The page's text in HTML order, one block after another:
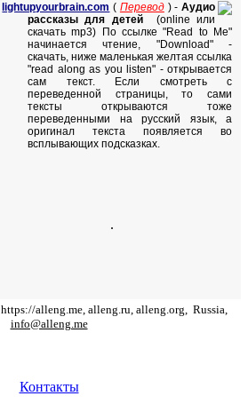
lightupyourbrain.com ( Перевод) -Аудио
рассказы для детей(onlineили
скачатьmp3) По ссылке "Read to Me"
начинается чтение, "Download" -
скачать, ниже маленькая желтая ссылка
"read along as you listen" - открывается
сам текст. Если смотреть с
переведенной страницы, то сами
тексты открываются тоже
переведенными на русский язык, а
оригинал текста появляется во
всплывающих подсказках.
.
https://alleng.me, alleng.ru, alleng.org, Russia,
info@alleng.me
Контакты